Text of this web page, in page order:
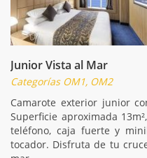
Junior Vista al Mar
Categorías OM1, OM2
Camarote exterior junior
Superficie aproximada
teléfono, caja fuerte y
tocador. Disfruta de tu